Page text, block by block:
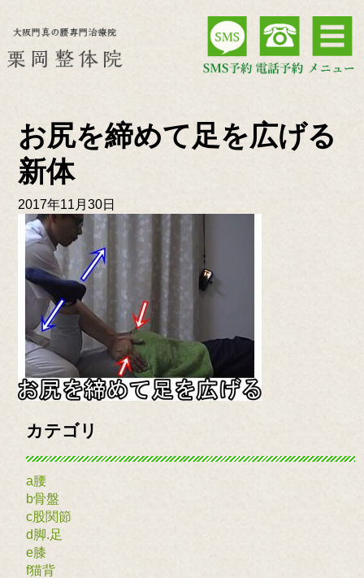
お尻を締めて足を広げる
新体
2017年11月30日
カテゴリ
a腰
b骨盤
c股関節
d脚.足
e膝
f猫背